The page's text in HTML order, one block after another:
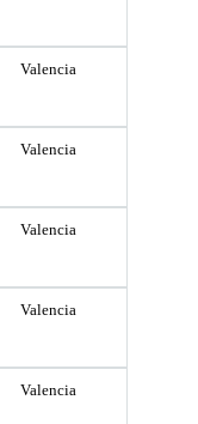
Valencia
Valencia
Valencia
Valencia
Valencia